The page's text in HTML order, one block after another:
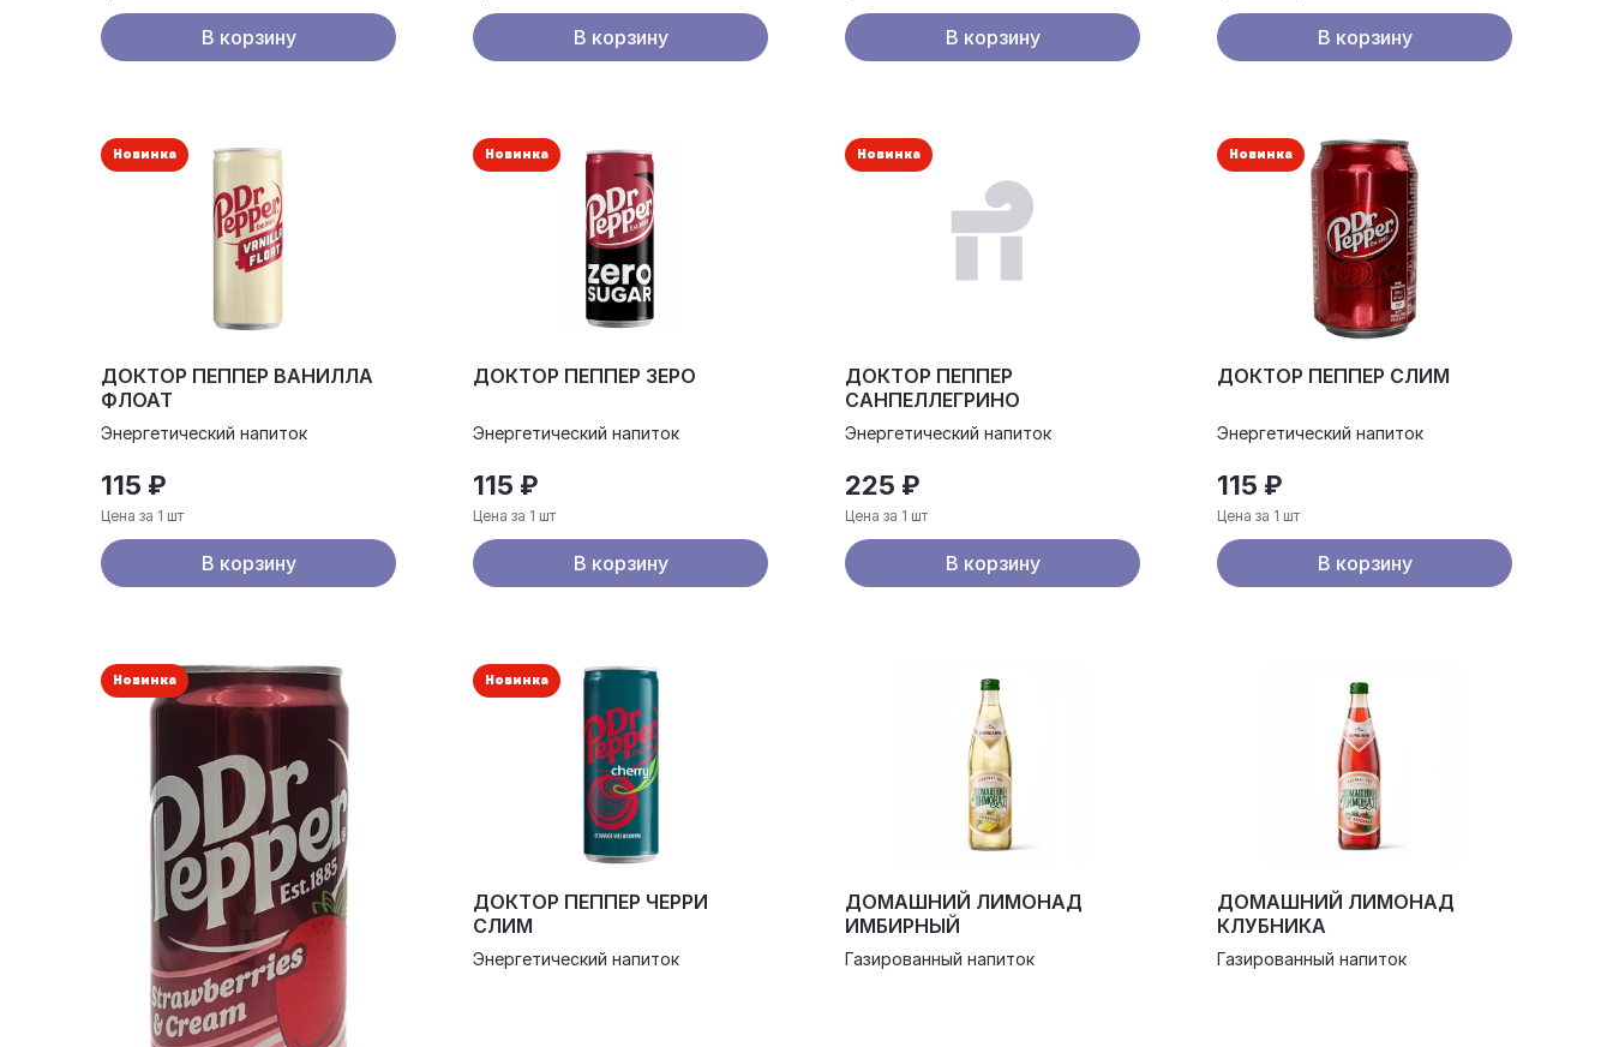
В корзину В корзину В корзину В корзину
Новинка
ДОКТОР ПЕППЕР ВАНИЛЛА
ФЛОАТ
Энергетический напиток
115 ₽
Цена за 1 шт
В корзину
Новинка
ДОКТОР ПЕППЕР ЗЕРО
Энергетический напиток
115 ₽
Цена за 1 шт
В корзину
Новинка
ДОКТОР ПЕППЕР
САНПЕЛЛЕГРИНО
Энергетический напиток
225 ₽
Цена за 1 шт
В корзину
Новинка
ДОКТОР ПЕППЕР СЛИМ
Энергетический напиток
115 ₽
Цена за 1 шт
В корзину
Новинка Новинка
ДОКТОР ПЕППЕР ЧЕРРИ
СЛИМ
Энергетический напиток
ДОМАШНИЙ ЛИМОНАД
ИМБИРНЫЙ
Газированный напиток
ДОМАШНИЙ ЛИМОНАД
КЛУБНИКА
Газированный напиток